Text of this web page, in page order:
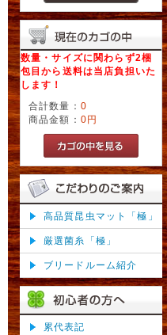
数量・サイズに関わらず2梱
包目から送料は当店負担いた
します！
合計数量： 0
商品金額： 0円
高品質昆虫マット「極」
厳選菌糸「極」
ブリードルーム紹介
累代表記